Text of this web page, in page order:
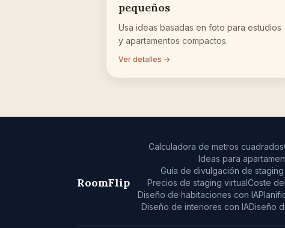
pequeños
Usa ideas basadas en foto para estudios
y apartamentos compactos.
Ver detalles →
RoomFlip
Calculadora de metros cuadrados
Ideas para
Guía de divulgación de staging
Precios de staging virtualCoste
Diseño de habitaciones con IA
Diseño de interiores con IADiseño